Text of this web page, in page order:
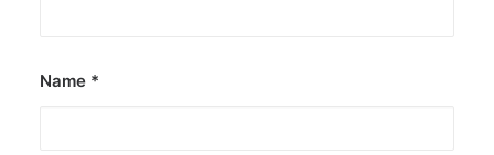
Name *